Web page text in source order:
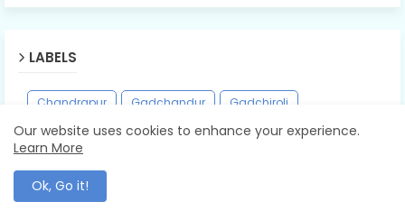
LABELS
Chandrapur Gadchandur
Gadchiroli
Ghughus
Gondpipari Maharashtra
Mumbai
Recruitment
Our website uses cookies to enhance your experience.
Learn More
Ok, Go it!